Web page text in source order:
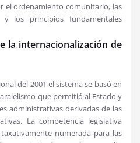
el ordenamiento comunitario, las
y los principios fundamentales
la internacionalización de
del 2001 el sistema se basó en
que permitió al Estado y
administrativas derivadas de las
La competencia legislativa
numerada para las